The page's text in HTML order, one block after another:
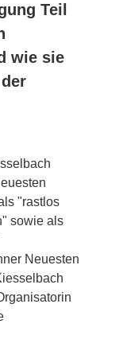
Teil
wie sie
"rastlos
sowie als
Neuesten